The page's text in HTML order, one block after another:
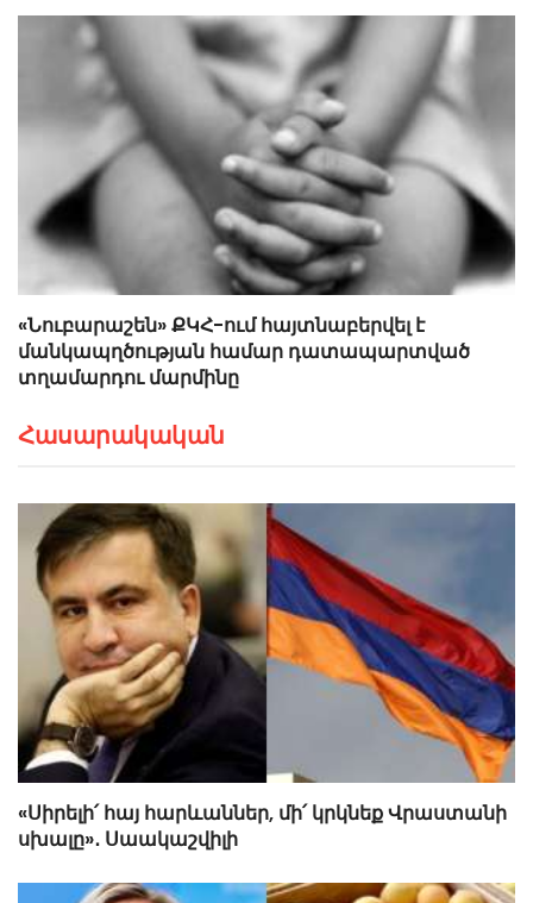
«Նուբարաշեն» ՔԿՀ-ում հայտնաբերվել է
մանկապղծության համար դատապարտված
տղամարդու մարմինը
Հասարակական
«Սիրելի՛ հայ հարևաններ, մի՛ կրկնեք Վրաստանի
սխալը»․ Սաակաշվիլի